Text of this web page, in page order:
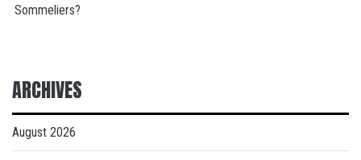
Sommeliers?
ARCHIVES
August 2026